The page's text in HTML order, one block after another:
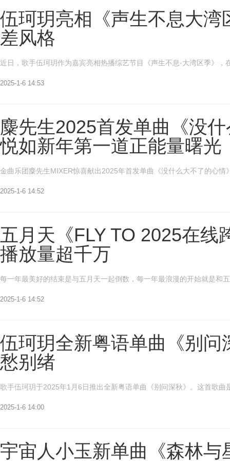
伍珂玥亮相《声生不息大
差风格
近日，歌手伍珂玥作为嘉宾亮相热播综艺节目《声生不息·大湾区季》
2025-1-6 14:53
麋先生2025首发单曲《没
悦如新年第一道正能量曙光
金曲乐团麋先生MIXER惊喜献出2025年首发单曲《没什么大不了的心
2025-1-6 14:52
五月天《FLY TO 2025在线
播放量超千万
每一年最美好的结束是与五月天一起倒数，每一年最浪漫的开始就是和
2025-1-6 14:52
伍珂玥全新粤语单曲《别
愁别绪
歌手伍珂玥于2025年1月6日推出全新粤语单曲《别问深秋》。这首歌
2025-1-6 14:00
宇宙人小玉新单曲《森林